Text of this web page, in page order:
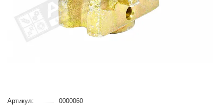
Артикул:
0000060